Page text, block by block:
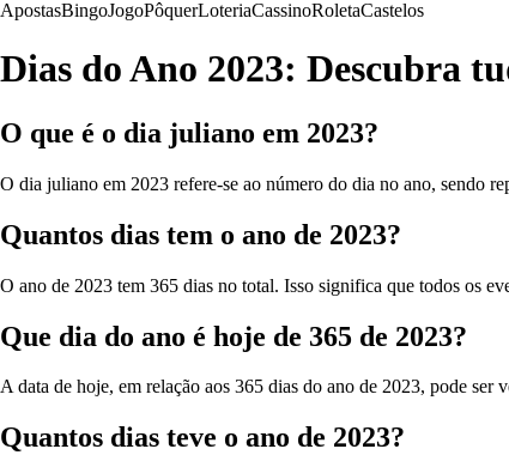
ApostasBingoJogoPôquerLoteriaCassinoRoletaCastelos
Dias do Ano 2023: Descubra
O que é o dia juliano em 2023?
O dia juliano em 2023 refere-se ao número do dia no ano, sendo
Quantos dias tem o ano de 2023?
O ano de 2023 tem 365 dias no total. Isso significa que todos os
Que dia do ano é hoje de 365 de 2023?
A data de hoje, em relação aos 365 dias do ano de 2023, pode
Quantos dias teve o ano de 2023?